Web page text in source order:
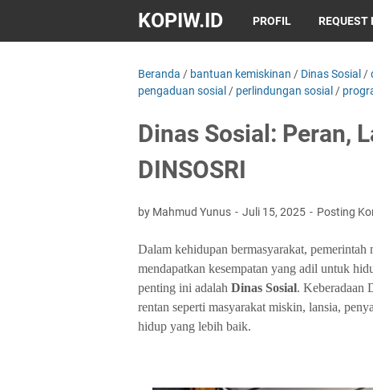
KOPIW.ID PROFIL REQUEST
Beranda / bantuan kemiskinan / Dinas Sosial /
pengaduan sosial / perlindungan sosial /
Dinas Sosial: Peran,
DINSOSRI
by Mahmud Yunus Juli 15, 2025 Posting
Dalam kehidupan bermasyarakat,
mendapatkan kesempatan yang adil untuk
penting ini adalah Dinas Sosial. Keberadaan
rentan seperti masyarakat miskin, lansia,
hidup yang lebih baik.